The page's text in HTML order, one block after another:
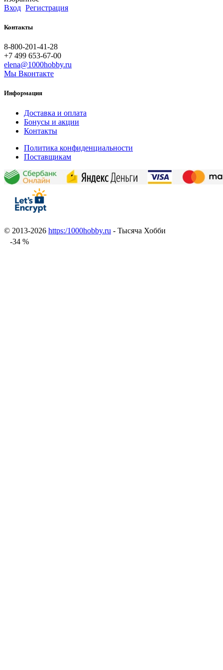
-34 %
Вход Регистрация
Контакты
8-800-201-41-28
+7 499 653-67-00
elena@1000hobby.ru
Мы Вконтакте
Информация
Доставка и оплата
Бонусы и акции
Контакты
Политика конфиденциальности
Поставщикам
© 2013-2026 https:/1000hobby.ru - Тысяча Хобби